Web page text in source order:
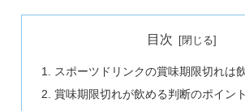
目次
スポーツドリンクの賞味期限切れは
賞味期限切れが飲める判断のポイント